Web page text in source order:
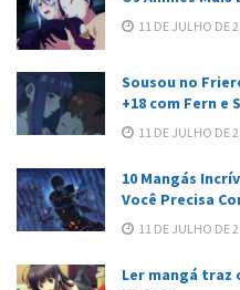
11 DE JULHO DE
Sousou no
+18 com Fern e
11 DE JULHO DE
10 Mangás
Você Precisa
11 DE JULHO DE
Ler mangá traz